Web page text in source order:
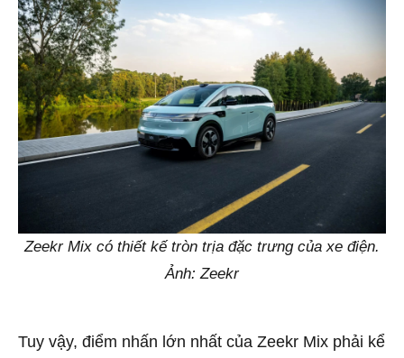
Zeekr Mix có thiết kế tròn trịa đặc trưng của xe điện.
Ảnh: Zeekr
Tuy vậy, điểm nhấn lớn nhất của Zeekr Mix phải kể